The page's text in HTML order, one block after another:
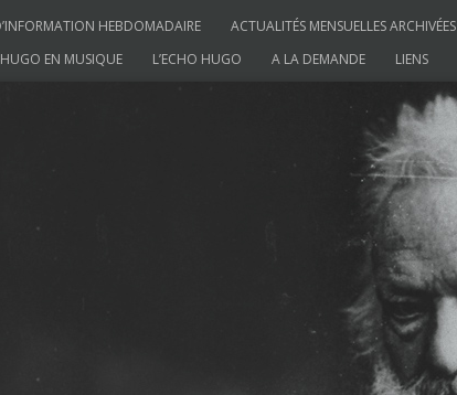
HEBDOMADAIRE ACTUALITÉS MENSUELLES ARCHIVÉES
HUGO EN MUSIQUE L’ECHO HUGO A LA DEMANDE LIENS